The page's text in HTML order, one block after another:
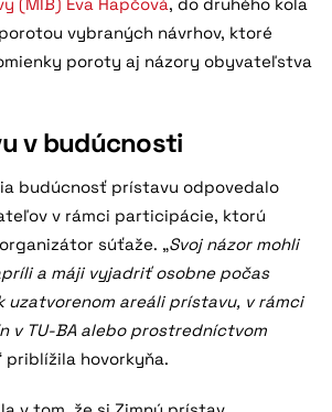
vybraných návrhov, ktoré
poroty aj názory obyvateľstva
v budúcnosti
budúcnosť prístavu odpovedalo
v rámci participácie, ktorú
súťaže. „Svoj názor mohli
a máji vyjadriť osobne počas
uzatvorenom areáli prístavu, v rámci
v TU-BA alebo prostredníctvom
priblížila hovorkyňa.